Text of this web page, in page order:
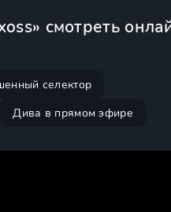
смотреть
селектор
Дива в прямом эфире